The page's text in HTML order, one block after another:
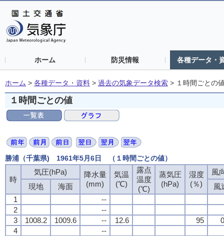
ホーム 防災情報 各種データ・
ホーム > 各種データ・資料 > 過去の気象データ検索 > １時間ごとの
１時間ごとの値
勝浦（千葉県) 1961年5月6日 （１時間ごとの値）
時
気圧(hPa)
降水量
(mm)
気温
(℃)
露点
温度
(℃)
蒸気圧
(hPa)
湿度
(％)
風
現地
海面
風
1
--
2
--
3
1008.2 1009.6 -- 12.6 95
4
--